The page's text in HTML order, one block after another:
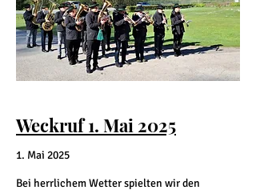
Weckruf 1. Mai 2025
1. Mai 2025
Bei herrlichem Wetter spielten wir den